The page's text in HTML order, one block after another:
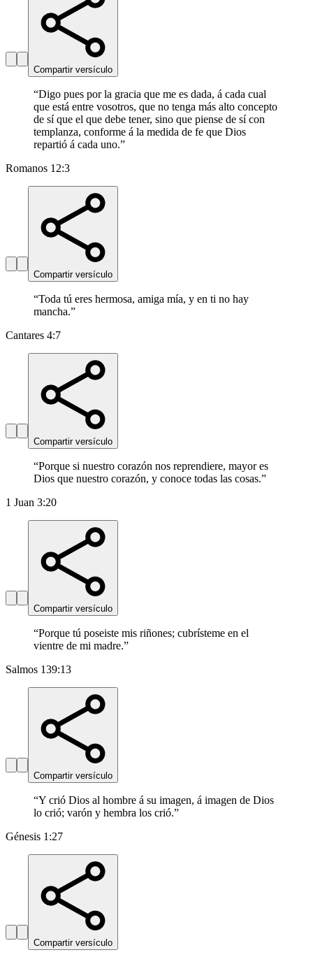
Compartir versículo
“Digo pues por la gracia que me es dada, á cada cual
que está entre vosotros, que no tenga más alto concepto
de sí que el que debe tener, sino que piense de sí con
templanza, conforme á la medida de fe que Dios
repartió á cada uno.”
Romanos 12:3
Compartir versículo
“Toda tú eres hermosa, amiga mía, y en ti no hay
mancha.”
Cantares 4:7
Compartir versículo
“Porque si nuestro corazón nos reprendiere, mayor es
Dios que nuestro corazón, y conoce todas las cosas.”
1 Juan 3:20
Compartir versículo
“Porque tú poseiste mis riñones; cubrísteme en el
vientre de mi madre.”
Salmos 139:13
Compartir versículo
“Y crió Dios al hombre á su imagen, á imagen de Dios
lo crió; varón y hembra los crió.”
Génesis 1:27
Compartir versículo